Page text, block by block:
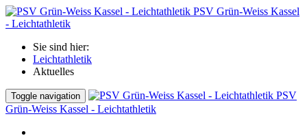
PSV Grün-Weiss Kassel
- Leichtathletik
Sie sind hier:
Leichtathletik
Aktuelles
Toggle navigation
PSV
Grün-Weiss Kassel - Leichtathletik